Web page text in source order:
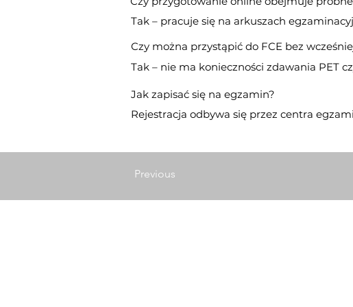
Tak – pracuje się na arkuszach
Czy można przystąpić do FCE bez
Tak – nie ma konieczności zdawania PET
Jak zapisać się na egzamin?
Rejestracja odbywa się przez centra
Previous